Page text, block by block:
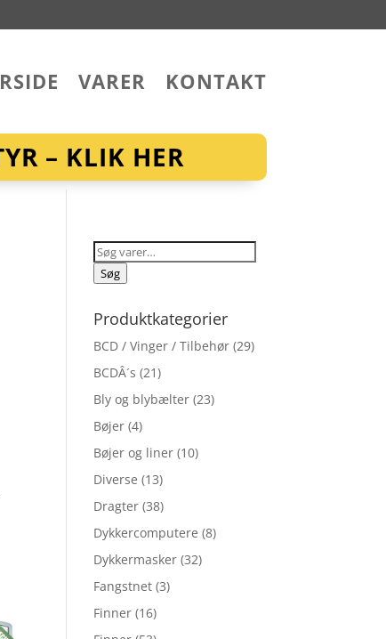
VARER KONTAKT
– KLIK HER
Søg
efter:
Søg
Produktkategorier
BCD / Vinger / Tilbehør (29)
BCDÂ´s (21)
Bly og blybælter (23)
Bøjer (4)
Bøjer og liner (10)
Diverse (13)
Dragter (38)
Dykkercomputere (8)
Dykkermasker (32)
Fangstnet (3)
Finner (16)